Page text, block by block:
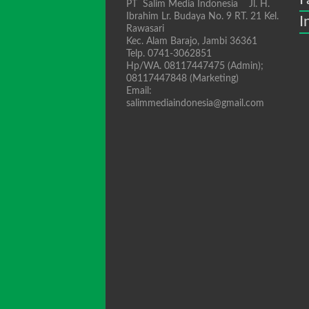
PT Salim Media Indonesia Jl. H.
Ibrahim Lr. Budaya No. 9 RT. 21 Kel.
Rawasari
Kec. Alam Barajo, Jambi 36361
Telp. 0741-3062851
Hp/WA. 08117447475 (Admin);
08117447848 (Marketing)
Email:
salimmediaindonesia@gmail.com